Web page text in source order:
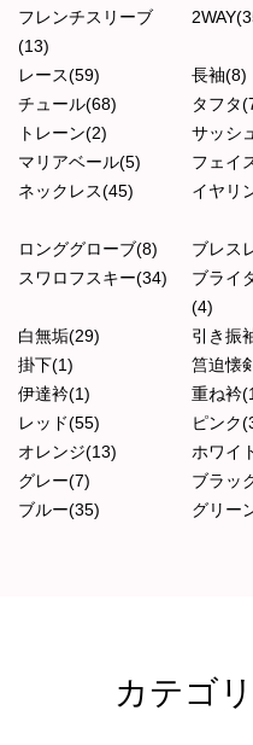
フレンチスリーブ
(13)
レース(59) 長袖(8)
チュール(68)
タフタ
トレーン(2)
サッシ
マリアベール(5)
フェイ
ネックレス(45)
イヤリ
ロンググローブ(8)
ブレス
スワロフスキー(34)
ブライ
(4)
白無垢(29) 引き振
掛下(1)
筥迫懐
伊達衿(1)
重ね衿
レッド(55)
ピンク
オレンジ(13)
ホワイ
グレー(7)
ブラッ
ブルー(35)
グリー
カテゴ